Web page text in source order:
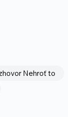
Nehroť to